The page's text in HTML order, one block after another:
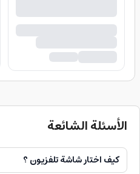
الأسئلة الشائعة
كيف اختار شاشة تلفزيون ؟